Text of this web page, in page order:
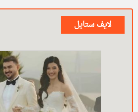
لايف ستايل